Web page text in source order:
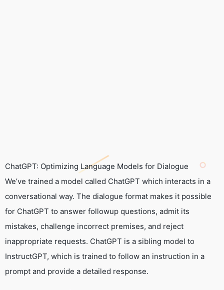
ChatGPT: Optimizing Language Models for Dialogue
We’ve trained a model called ChatGPT which interacts in a
conversational way. The dialogue format makes it possible
for ChatGPT to answer followup questions, admit its
mistakes, challenge incorrect premises, and reject
inappropriate requests. ChatGPT is a sibling model to
InstructGPT, which is trained to follow an instruction in a
prompt and provide a detailed response.